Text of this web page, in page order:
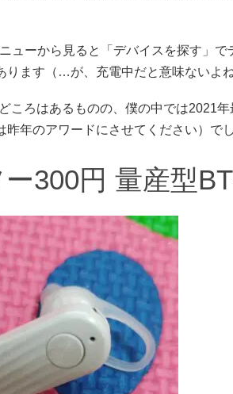
ューから見ると「デバイスを探す」
ります（…が、充電中だと意味ないよね
ろはあるものの、僕の中では2021
昨年のアワードにさせてください）でし
ー300円 量産型